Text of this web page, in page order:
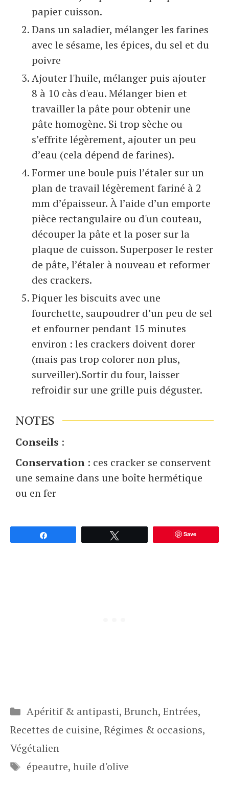
papier cuisson.
Dans un saladier, mélanger les farines
avec le sésame, les épices, du sel et du
poivre
Ajouter l'huile, mélanger puis ajouter
8 à 10 càs d'eau. Mélanger bien et
travailler la pâte pour obtenir une
pâte homogène. Si trop sèche ou
s’effrite légèrement, ajouter un peu
d’eau (cela dépend de farines).
Former une boule puis l’étaler sur un
plan de travail légèrement fariné à 2
mm d’épaisseur. À l’aide d’un emporte
pièce rectangulaire ou d'un couteau,
découper la pâte et la poser sur la
plaque de cuisson. Superposer le rester
de pâte, l’étaler à nouveau et reformer
des crackers.
Piquer les biscuits avec une
fourchette, saupoudrer d’un peu de sel
et enfourner pendant 15 minutes
environ : les crackers doivent dorer
(mais pas trop colorer non plus,
surveiller).Sortir du four, laisser
refroidir sur une grille puis déguster.
NOTES
Conseils :
Conservation : ces cracker se conservent
une semaine dans une boîte hermétique
ou en fer
Save
Catégories
Apéritif & antipasti, Brunch, Entrées,
Recettes de cuisine, Régimes & occasions,
Végétalien
Étiquettes
épeautre, huile d'olive